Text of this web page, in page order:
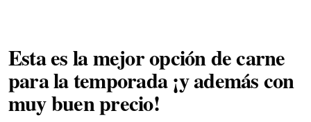
Esta es la mejor opción de carne
para la temporada ¡y además con
muy buen precio!